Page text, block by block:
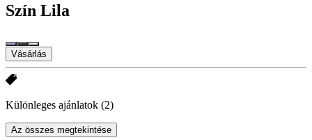
Szín Lila
Vásárlás
Különleges ajánlatok (2)
Az összes megtekintése